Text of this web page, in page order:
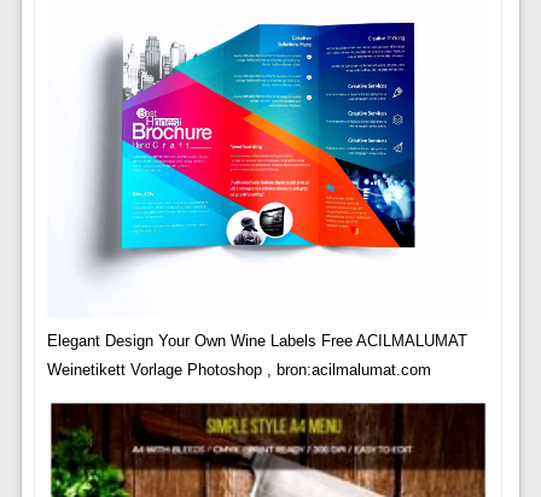
Elegant Design Your Own Wine Labels Free ACILMALUMAT
Weinetikett Vorlage Photoshop , bron:acilmalumat.com